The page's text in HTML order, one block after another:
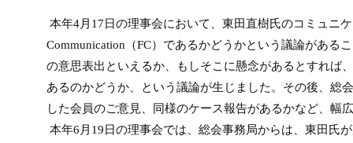
本年4月17日の理事会において、東田直樹氏のコミュニ
Communication（FC）であるかどうかという議論がある
の意思表出といえるか、もしそこに懸念があるとすれば
あるのかどうか、という議論が生じました。その後、総
した会員のご意見、同様のケース報告があるかなど、幅
本年6月19日の理事会では、総会事務局からは、東田氏